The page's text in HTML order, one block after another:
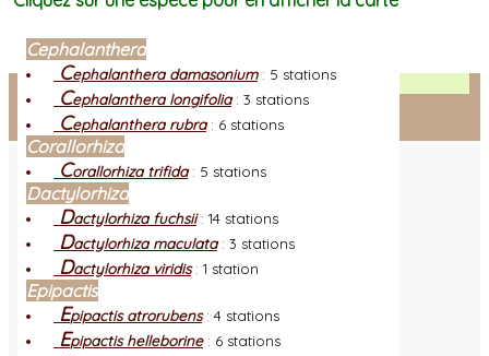
Facebook
Connexion adhérent
Cephalanthera
Cephalanthera damasonium: 5 stations
Cephalanthera longifolia: 3 stations
Cephalanthera rubra: 6 stations
Corallorhiza
Corallorhiza trifida: 5 stations
Dactylorhiza
Dactylorhiza fuchsii: 14 stations
Dactylorhiza maculata: 3 stations
Dactylorhiza viridis: 1 station
Epipactis
Epipactis atrorubens: 4 stations
Epipactis helleborine: 6 stations